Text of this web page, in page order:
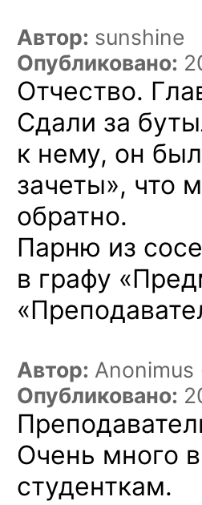
Автор: sunshine
Опубликовано:
Отчество.
Сдали за
к нему, он
зачеты», что
обратно.
Парню из
в графу
Автор:
Опубликовано:
Очень много
студенткам.